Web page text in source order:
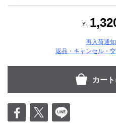
¥
再入荷通
返品・キャンセル・